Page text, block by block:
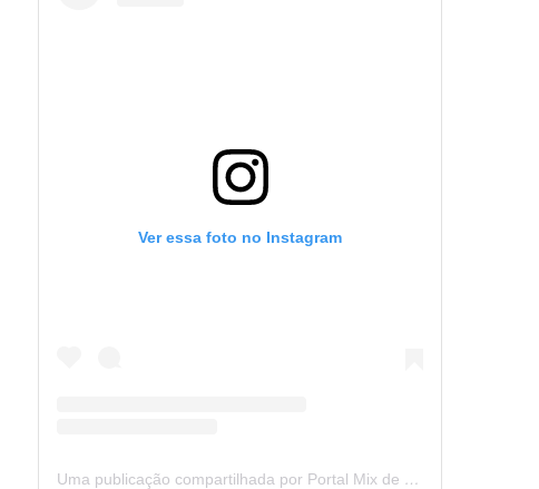
Ver essa foto no Instagram
Uma publicação compartilhada por Portal Mix de Notícias (@portalmixdenoticias)